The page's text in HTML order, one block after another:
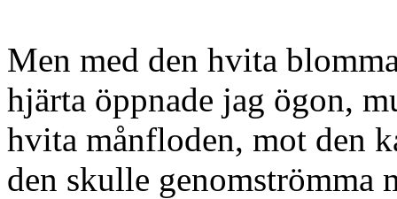
Men med den hvita
hjärta öppnade jag ögon,
hvita månfloden, mot den
den skulle genomströmma